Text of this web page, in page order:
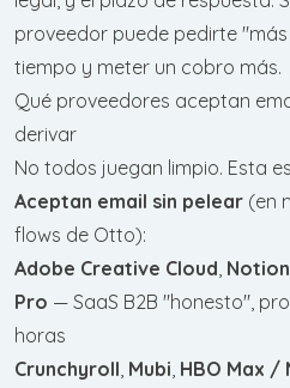
proveedor puede pedirte
tiempo y meter un cobro más.
Qué proveedores aceptan
derivar
No todos juegan limpio. Esta
Aceptan email sin pelear (en
flows de Otto):
Adobe Creative Cloud Notion
Pro — SaaS B2B "honesto",
horas
Crunchyroll Mubi HBO Max /